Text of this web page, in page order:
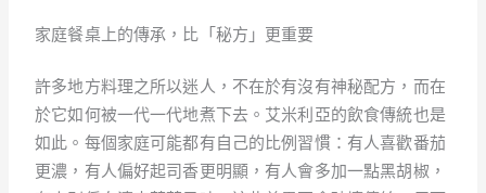
家庭餐桌上的傳承，比「秘方」更重要
許多地方料理之所以迷人，不在於有沒有神秘配方，而在
於它如何被一代一代地煮下去。艾米利亞的飲食傳統也是
如此。每個家庭可能都有自己的比例習慣：有人喜歡番茄
更濃，有人偏好起司香更明顯，有人會多加一點黑胡椒，